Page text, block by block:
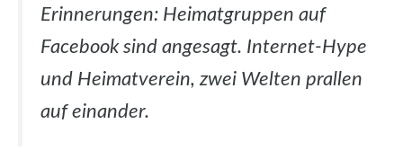
Erinnerungen: Heimatgruppen auf
Facebook sind angesagt. Internet-Hype
und Heimatverein, zwei Welten prallen
auf einander.